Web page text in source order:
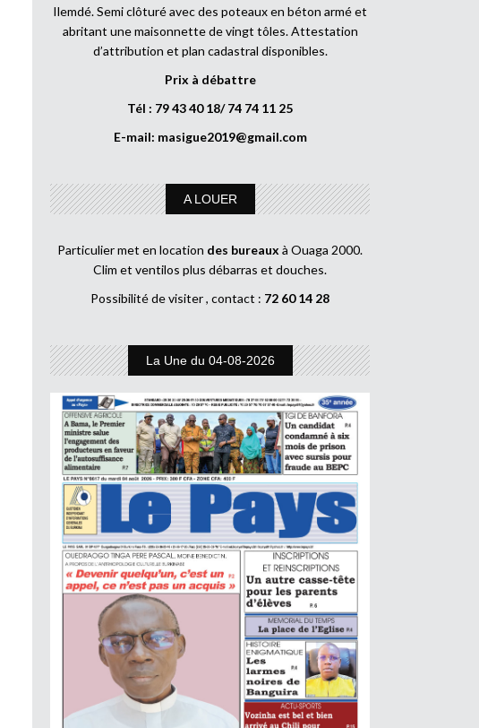
Ilemdé. Semi clôturé avec des poteaux en béton armé et
abritant une maisonnette de vingt tôles. Attestation
d’attribution et plan cadastral disponibles.
Prix à débattre
Tél : 79 43 40 18/ 74 74 11 25
E-mail: masigue2019@gmail.com
A LOUER
Particulier met en location des bureaux à Ouaga 2000.
Clim et ventilos plus débarras et douches.
Possibilité de visiter , contact : 72 60 14 28
La Une du 04-08-2026